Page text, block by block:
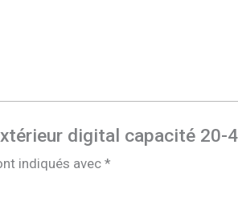
digital capacité 20-
indiqués avec*